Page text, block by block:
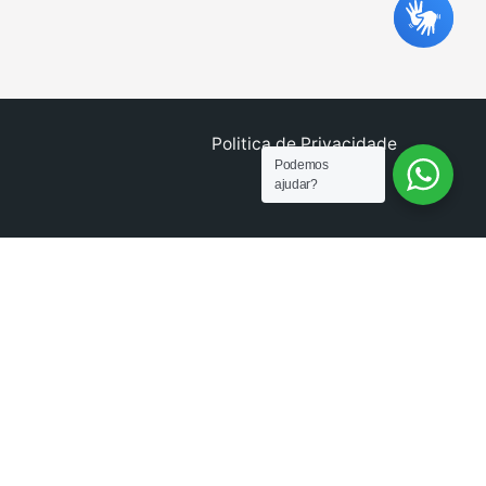
Politica de Privacidade
Podemos
ajudar?